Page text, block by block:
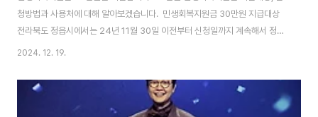
청방법과 사용처에 대해 알아보겠습니다. 민생회복지원금 30만원 지급대상
전라북도 정읍시에서는 24년 11월 30일 이전부터 신청일까지 계속해서 정읍
시에 주소가 되어있는 시민, 결혼이민자, 영주권자에게 민생회복지원금 30만
일 당시 주소지의 읍면동 주민센터에 방문하여 신청이 가능하며, 출생년도 끝
자리 기준으로 5부제 신청을 받습니다. 신청기간은 24년 12월 23일 월요일
2024. 12. 19.